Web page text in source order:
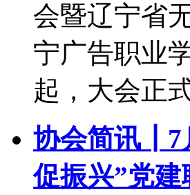
会暨辽宁省
宁广告职业
起，大会正
协会简讯┃7
促振兴”党